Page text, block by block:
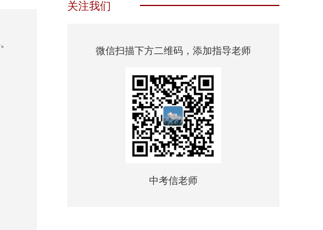
关注我们
微信扫描下方二维码，添加指导老师
中考信老师